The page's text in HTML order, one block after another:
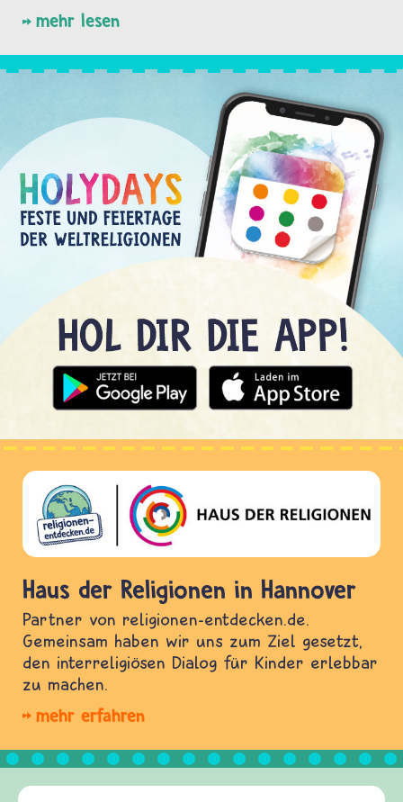
mehr lesen
Haus der Religionen in Hannover
Partner von religionen-entdecken.de.
Gemeinsam haben wir uns zum Ziel gesetzt,
den interreligiösen Dialog für Kinder erlebbar
zu machen.
mehr erfahren